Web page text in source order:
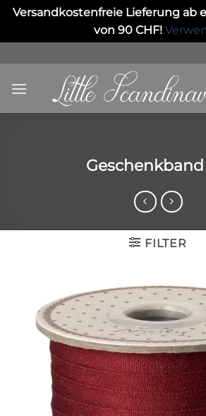
Versandkostenfreie Lieferung ab
von 90 CHF!
to
content
FILTER